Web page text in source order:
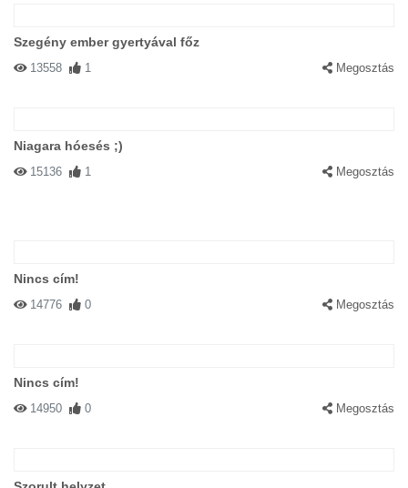
Szegény ember gyertyával főz
13558 1 Megosztás
Niagara hóesés ;)
15136 1 Megosztás
Nincs cím!
14776 0 Megosztás
Nincs cím!
14950 0 Megosztás